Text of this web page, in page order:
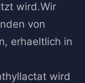
wird.Wir
von
erhaeltlich in
wird